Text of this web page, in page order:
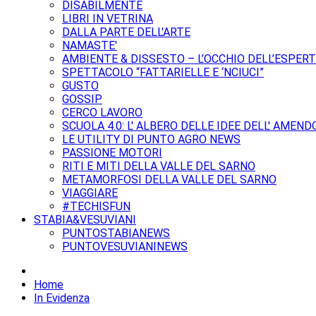
DISABILMENTE
LIBRI IN VETRINA
DALLA PARTE DELL'ARTE
NAMASTE'
AMBIENTE & DISSESTO – L’OCCHIO
SPETTACOLO “FATTARIELLE E ‘NCIUCI”
GUSTO
GOSSIP
CERCO LAVORO
SCUOLA 4.0: L' ALBERO DELLE IDEE DELL'
LE UTILITY DI PUNTO AGRO NEWS
PASSIONE MOTORI
RITI E MITI DELLA VALLE DEL SARNO
METAMORFOSI DELLA VALLE DEL SARNO
VIAGGIARE
#TECHISFUN
STABIA&VESUVIANI
PUNTOSTABIANEWS
PUNTOVESUVIANINEWS
Home
In Evidenza